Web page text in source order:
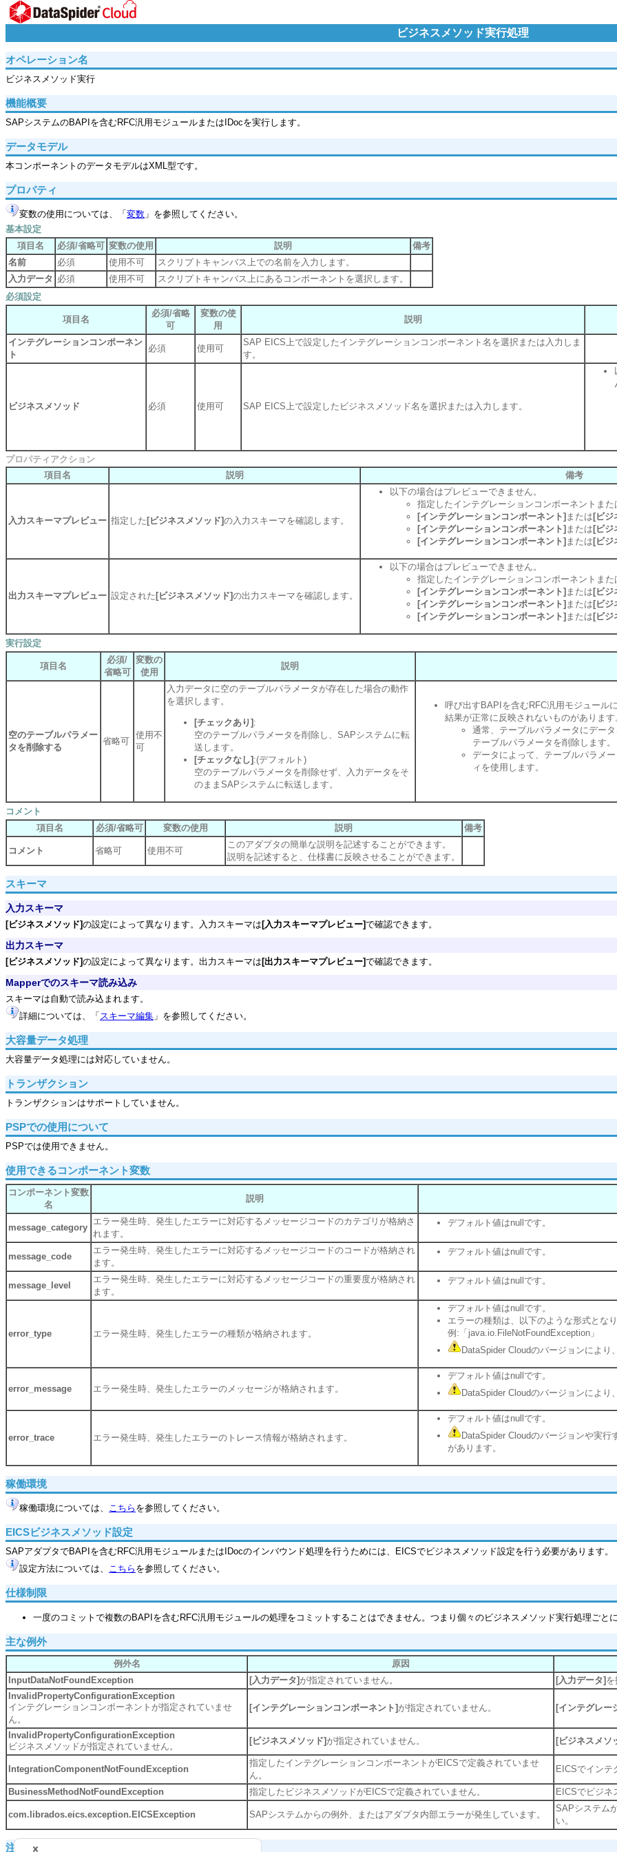
ビジネスメソッド実行処理
オペレーション名
ビジネスメソッド実行
機能概要
SAPシステムのBAPIを含むRFC汎用モジュールまたはIDocを実行します。
データモデル
本コンポーネントのデータモデルはXML型です。
プロパティ
変数の使用については、「 変数 」を参照してください。
基本設定
項目名
必須/省略可 変数の使用 説明
備考
名前
必須 使用不可
スクリプトキャンバス上での名前を入力します。
入力データ 必須 使用不可
スクリプトキャンバス上にあるコンポーネントを選択します。
必須設定
項目名
必須/省略
可
変数の使
用
説明
インテグレーションコンポーネン
ト
必須 使用可
SAP EICS上で設定したインテグレーションコンポーネント名を選択または入力しま
す。
ビジネスメソッド 必須 使用可 SAP EICS上で設定したビジネスメソッド名を選択または入力します。
プロパティアクション
項目名
説明 備考
入力スキーマプレビュー 指定した [ビジネスメソッド]の入力スキーマを確認します。
以下の場合はプレビューできません。
指定したインテグレーションコンポーネントま
[インテグレーションコンポーネント] または [ビジ
[インテグレーションコンポーネント] または [ビジ
[インテグレーションコンポーネント] または [ビジ
出力スキーマプレビュー 設定された [ビジネスメソッド]の出力スキーマを確認します。
以下の場合はプレビューできません。
指定したインテグレーションコンポーネントま
[インテグレーションコンポーネント] または [ビジ
[インテグレーションコンポーネント] または [ビジ
[インテグレーションコンポーネント] または [ビジ
実行設定
項目名
必須/
省略可
変数の
使用
説明
空のテーブルパラメー
タを削除する
省略可
使用不
可
入力データに空のテーブルパラメータが存在した場合の動作
を選択します。
[チェックあり] :
空のテーブルパラメータを削除し、SAPシステムに転
送します。
[チェックなし] :(デフォルト)
空のテーブルパラメータを削除せず、入力データをそ
のままSAPシステムに転送します。
呼び出すBAPIを含むRFC汎用モジュール
結果が正常に反映されないものがありま
通常、テーブルパラメータにデー
テーブルパラメータを削除します。
データによって、テーブルパラメ
ィを使用します。
コメント
項目名
必須/省略可 変数の使用 説明 備考
コメント 省略可 使用不可
このアダプタの簡単な説明を記述することができます。
説明を記述すると、仕様書に反映させることができます。
スキーマ
入力スキーマ
[ビジネスメソッド]の設定によって異なります。入力スキーマは [入力スキーマプレビュー]で確認できます。
出力スキーマ
[ビジネスメソッド]の設定によって異なります。出力スキーマは [出力スキーマプレビュー]で確認できます。
Mapperでのスキーマ読み込み
スキーマは自動で読み込まれます。
詳細については、「 スキーマ編集 」を参照してください。
大容量データ処理
大容量データ処理には対応していません。
トランザクション
トランザクションはサポートしていません。
PSPでの使用について
PSPでは使用できません。
使用できるコンポーネント変数
コンポーネント変数
名
説明
message_category
エラー発生時、発生したエラーに対応するメッセージコードのカテゴリが格納さ
れます。
デフォルト値はnullです。
message_code
エラー発生時、発生したエラーに対応するメッセージコードのコードが格納され
ます。
デフォルト値はnullです。
message_level
エラー発生時、発生したエラーに対応するメッセージコードの重要度が格納され
ます。
デフォルト値はnullです。
error_type エラー発生時、発生したエラーの種類が格納されます。
デフォルト値はnullです。
エラーの種類は、以下のような形式とな
例:「java.io.FileNotFoundException」
DataSpider Cloudのバージョンによ
error_message エラー発生時、発生したエラーのメッセージが格納されます。
デフォルト値はnullです。
DataSpider Cloudのバージョンによ
error_trace エラー発生時、発生したエラーのトレース情報が格納されます。
デフォルト値はnullです。
DataSpider Cloudのバージョンや実
があります。
稼働環境
稼働環境については、 こちら を参照してください。
EICSビジネスメソッド設定
SAPアダプタでBAPIを含むRFC汎用モジュールまたはIDocのインバウンド処理を行うためには、EICSでビジネスメソッド設定を行う必要があります。
設定方法については、 こちら を参照してください。
仕様制限
一度のコミットで複数のBAPIを含むRFC汎用モジュールの処理をコミットすることはできません。つまり個々のビジネスメソッド実行処理ごと
主な例外
例外名
原因
InputDataNotFoundException
[入力データ] が指定されていません。 [入力データ]
InvalidPropertyConfigurationException
インテグレーションコンポーネントが指定されていませ
ん。
[インテグレーションコンポーネント] が指定されていません。 [インテグレー
InvalidPropertyConfigurationException
ビジネスメソッドが指定されていません。
[ビジネスメソッド] が指定されていません。 [ビジネスメソ
IntegrationComponentNotFoundException
指定したインテグレーションコンポーネントがEICSで定義されていませ
ん。
EICSでインテ
BusinessMethodNotFoundException 指定したビジネスメソッドがEICSで定義されていません。 EICSでビジネ
com.librados.eics.exception.EICSException SAPシステムからの例外、またはアダプタ内部エラーが発生しています。
SAPシステム
い。
注意事項